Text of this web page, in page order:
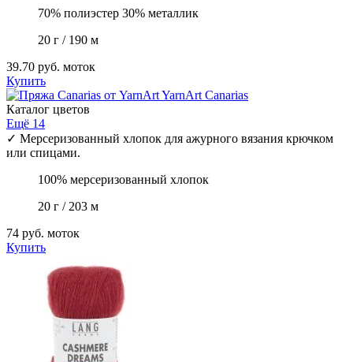
70% полиэстер 30% металлик
20 г / 190 м
39.70 руб. моток
Купить
YarnArt Canarias
Каталог цветов
Ещё 14
✓ Мерсеризованный хлопок для ажурного вязания крючком
или спицами.
100% мерсеризованный хлопок
20 г / 203 м
74 руб. моток
Купить